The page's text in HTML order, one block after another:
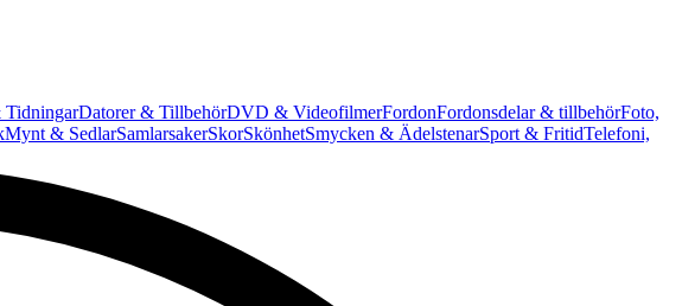
Datorer & TillbehörDVD & VideofilmerFordonFordonsdelar & tillbehörFoto,
Mynt & SedlarSamlarsakerSkorSkönhetSmycken & ÄdelstenarSport & FritidTelefoni,